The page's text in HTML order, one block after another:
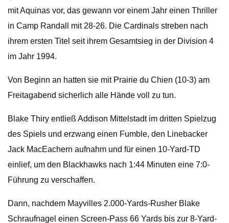
mit Aquinas vor, das gewann vor einem Jahr einen Thriller
in Camp Randall mit 28-26. Die Cardinals streben nach
ihrem ersten Titel seit ihrem Gesamtsieg in der Division 4
im Jahr 1994.
Von Beginn an hatten sie mit Prairie du Chien (10-3) am
Freitagabend sicherlich alle Hände voll zu tun.
Blake Thiry entließ Addison Mittelstadt im dritten Spielzug
des Spiels und erzwang einen Fumble, den Linebacker
Jack MacEachern aufnahm und für einen 10-Yard-TD
einlief, um den Blackhawks nach 1:44 Minuten eine 7:0-
Führung zu verschaffen.
Dann, nachdem Mayvilles 2.000-Yards-Rusher Blake
Schraufnagel einen Screen-Pass 66 Yards bis zur 8-Yard-